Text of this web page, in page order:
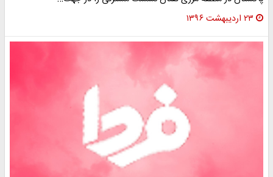
۲۳ اردیبهشت ۱۳۹۶